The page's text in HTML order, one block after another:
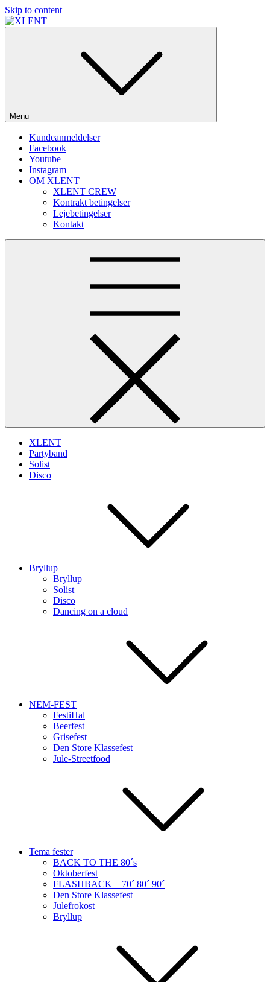
Skip to content
Menu
Kundeanmeldelser
Facebook
Youtube
Instagram
OM XLENT
XLENT CREW
Kontrakt betingelser
Lejebetingelser
Kontakt
XLENT
Partyband
Solist
Disco
Bryllup
Bryllup
Solist
Disco
Dancing on a cloud
NEM-FEST
FestiHal
Beerfest
Grisefest
Den Store Klassefest
Jule-Streetfood
Tema fester
BACK TO THE 80´s
Oktoberfest
FLASHBACK – 70´ 80´ 90´
Den Store Klassefest
Julefrokost
Bryllup